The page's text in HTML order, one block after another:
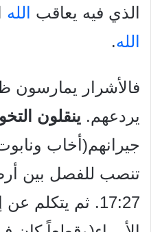
الذي فيه يعاقب
الله
الله.
فالأشرار يمارسون
يردعهم. ينقلون
جيرانهم(أخاب
17:27. ثم يتكلم